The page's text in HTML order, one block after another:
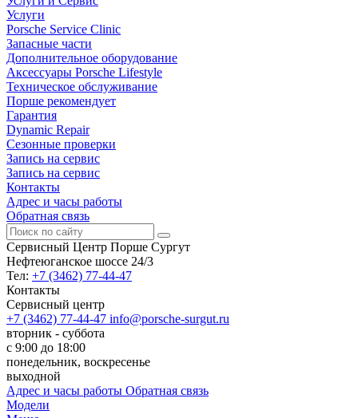
Услуги
Porsche Service Clinic
Запасные части
Дополнительное оборудование
Аксессуары Porsche Lifestyle
Техническое обслуживание
Порше рекомендует
Гарантия
Dynamic Repair
Сезонные проверки
Запись на сервис
Запись на сервис
Контакты
Адрес и часы работы
Обратная связь
Сервисный Центр Порше Сургут
Нефтеюганское шоссе 24/3
Тел: +7 (3462) 77-44-47
Контакты
Сервисный центр
+7 (3462) 77-44-47 info@porsche-surgut.ru
вторник - суббота
с 9:00 до 18:00
понедельник, воскресенье
выходной
Адрес и часы работы Обратная связь
Модели